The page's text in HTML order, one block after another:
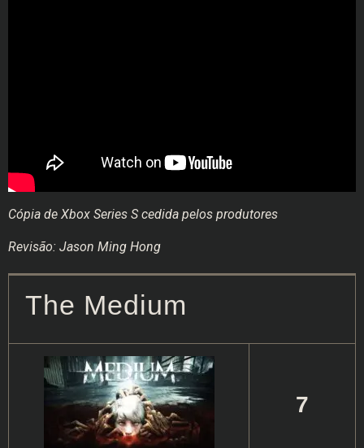
Cópia de Xbox Series S cedida pelos produtores
Revisão: Jason Ming Hong
The Medium
7